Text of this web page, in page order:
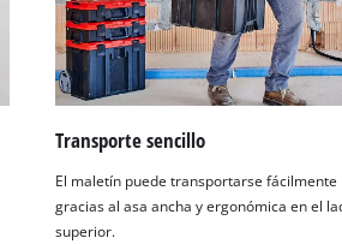
Transporte sencillo
El maletín puede transportarse fácilmente
gracias al asa ancha y ergonómica en el
superior.